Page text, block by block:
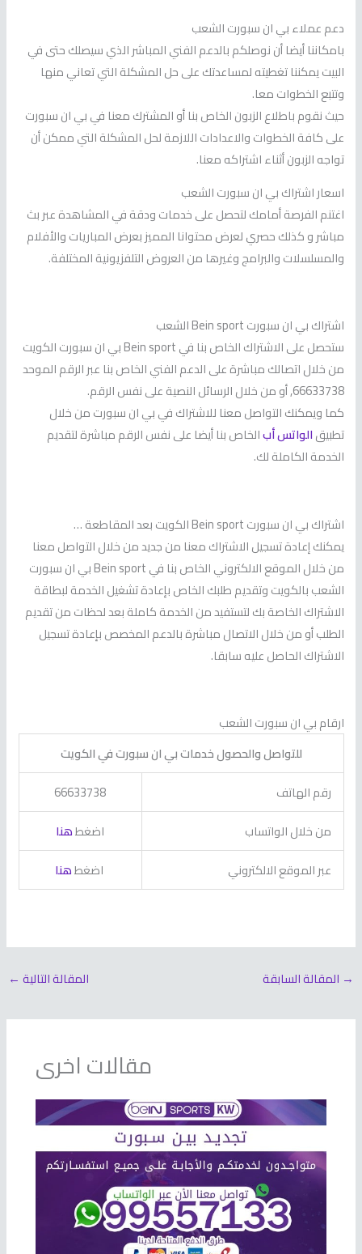
دعم عملاء بي ان سبورت الشعب
بامكاننا أيضا أن نوصلكم بالدعم الفني المباشر الذي سيصلك حتى في
البيت يمكننا تغطيته لمساعدتك على حل المشكلة التي تعاني منها
وتتبع الخطوات معا.
حيث نقوم باطلاع الزبون الخاص بنا أو المشترك معنا في بي ان سبورت
على كافة الخطوات والاعدادات اللازمة لحل المشكلة التي ممكن أن
تواجه الزبون أثناء اشتراكه معنا.
اسعار اشتراك بي ان سبورت الشعب
اغتنم الفرصة أمامك لتحصل على خدمات ودقة في المشاهدة عبر بث
مباشر و كذلك حصري لعرض محتوانا المميز بعرض المباريات والأفلام
والمسلسلات والبرامج وغيرها من العروض التلفزيونية المختلفة.
اشتراك بي ان سبورت Bein sport الشعب
ستحصل على الاشتراك الخاص بنا في Bein sport بي ان سبورت الكويت
من خلال اتصالك مباشرة على الدعم الفني الخاص بنا عبر الرقم الموحد
66633738, أو من خلال الرسائل النصية على نفس الرقم.
كما ويمكنك التواصل معنا للاشتراك في بي ان سبورت من خلال
تطبيقالواتس أبالخاص بنا أيضا على نفس الرقم مباشرة لتقديم
الخدمة الكاملة لك.
اشتراك بي ان سبورت Bein sport الكويت بعد المقاطعة …
يمكنك إعادة تسجيل الاشتراك معنا من جديد من خلال التواصل معنا
من خلال الموقع الالكتروني الخاص بنا في Bein sport بي ان سبورت
الشعب بالكويت وتقديم طلبك الخاص بإعادة تشغيل الخدمة لبطاقة
الاشتراك الخاصة بك لتستفيد من الخدمة كاملة بعد لحظات من تقديم
الطلب أو من خلال الاتصال مباشرة بالدعم المخصص بإعادة تسجيل
الاشتراك الحاصل عليه سابقا.
ارقام بي ان سبورت الشعب
للتواصل والحصول خدمات بي ان سبورت في الكويت
رقم الهاتف
66633738
من خلال الواتساب
اضغطهنا
عبر الموقع الالكتروني
اضغطهنا
→ المقالة السابقة المقالة التالية ←
مقالات اخرى